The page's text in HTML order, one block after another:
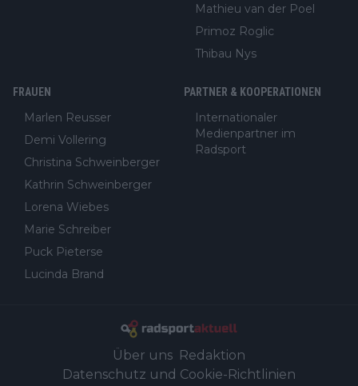
Mathieu van der Poel
Primoz Roglic
Thibau Nys
FRAUEN
Marlen Reusser
Demi Vollering
Christina Schweinberger
Kathrin Schweinberger
Lorena Wiebes
Marie Schreiber
Puck Pieterse
Lucinda Brand
PARTNER & KOOPERATIONEN
Internationaler
Medienpartner im
Radsport
Über uns Redaktion
Datenschutz und Cookie-Richtlinien